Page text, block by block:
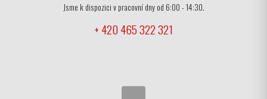
Jsme k dispozici v pracovní dny od 6:00 - 14:30.
+ 420 465 322 321